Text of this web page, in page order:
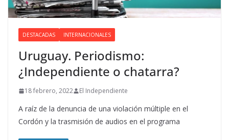
DESTACADAS INTERNACIONALES
Uruguay. Periodismo:
¿Independiente o chatarra?
18 febrero, 2022 El Independiente
A raíz de la denuncia de una violación múltiple en el
Cordón y la trasmisión de audios en el programa